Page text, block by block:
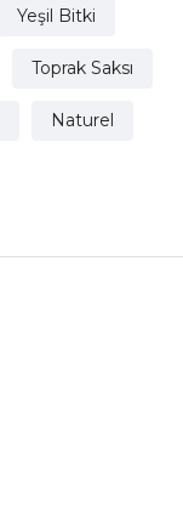
Yeşil Bitki
Toprak Saksı
Naturel